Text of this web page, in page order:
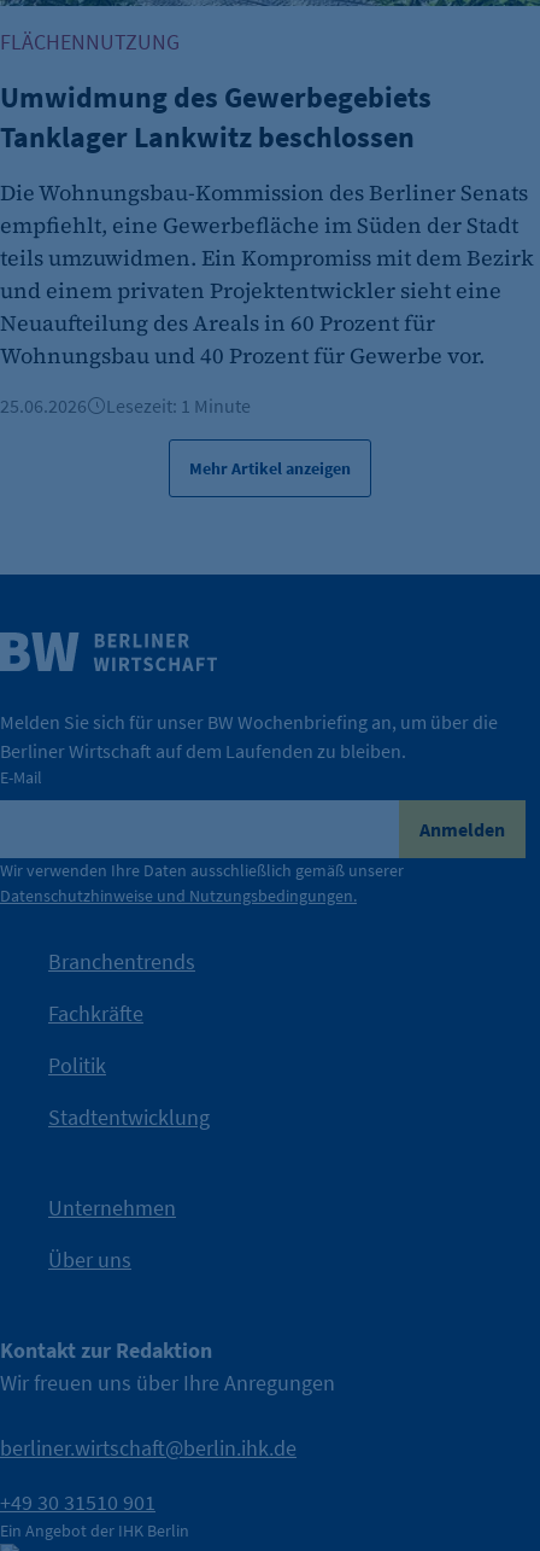
isSdEnabled
etracker GmbH
Zweck:
Scrolltiefe gemessen wird.
Cookie Laufzeit:
24 Std.
IHK Berlin. Offizieller Unterstützer der Berliner Wirtschaft.
Nach einer aufmerksamkeitsstarken Teaserphase geht die
Kampagne der IHK Berlin in die nächste Stufe. Mit
IHK?“wurde bewusst Neugier geweckt und Gespräche
mit Haltung.
Die Unternehmer stehen stellvertretend für die Vielfalt
der Berliner Wirtschaft.
Durch ihre Perspektiven wird deutlich, was der Claim
konkret bedeutet – und wie die IHK Berlin Unternehmen
tatsächlich unterstützt.
Wirtschaft.
Weitere Infos
FLÄCHENNUTZUNG
Umwidmung des Gewerbegebiets
Tanklager Lankwitz beschlossen
Die Wohnungsbau-Kommission des Berliner Senats
empfiehlt, eine Gewerbefläche im Süden der Stadt
teils umzuwidmen. Ein Kompromiss mit dem Bezirk
und einem privaten Projektentwickler sieht eine
Neuaufteilung des Areals in 60 Prozent für
Wohnungsbau und 40 Prozent für Gewerbe vor.
25.06.2026 Lesezeit: 1 Minute
Mehr Artikel anzeigen
Melden Sie sich für unser BW Wochenbriefing an, um über die
Berliner Wirtschaft auf dem Laufenden zu bleiben.
E-Mail
Anmelden
Wir verwenden Ihre Daten ausschließlich gemäß unserer
Datenschutzhinweise und Nutzungsbedingungen.
Branchentrends
Fachkräfte
Politik
Stadtentwicklung
Unternehmen
Über uns
Kontakt zur Redaktion
Wir freuen uns über Ihre Anregungen
berliner.wirtschaft@berlin.ihk.de
+49 30 31510 901
Ein Angebot der IHK Berlin